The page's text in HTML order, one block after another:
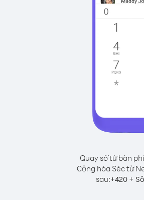
Quay số từ bàn
Cộng hòa Séc từ
sau:+420 +